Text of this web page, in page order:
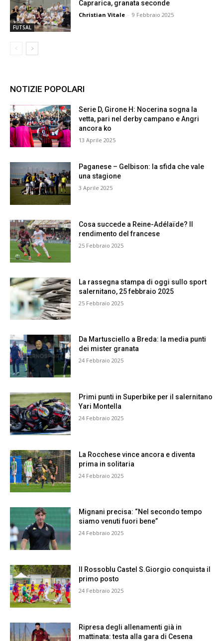
FUTSAL
Caprarica, granata seconde
Christian Vitale - 9 Febbraio 2025
NOTIZIE POPOLARI
Serie D, Girone H: Nocerina sogna la
vetta, pari nel derby campano e Angri
ancora ko
13 Aprile 2025
Paganese – Gelbison: la sfida che vale
una stagione
3 Aprile 2025
Cosa succede a Reine-Adélaïde? Il
rendimento del francese
25 Febbraio 2025
La rassegna stampa di oggi sullo sport
salernitano, 25 febbraio 2025
25 Febbraio 2025
Da Martusciello a Breda: la media punti
dei mister granata
24 Febbraio 2025
Primi punti in Superbike per il salernitano
Yari Montella
24 Febbraio 2025
La Rocchese vince ancora e diventa
prima in solitaria
24 Febbraio 2025
Mignani precisa: “Nel secondo tempo
siamo venuti fuori bene”
24 Febbraio 2025
Il Rossoblu Castel S.Giorgio conquista il
primo posto
24 Febbraio 2025
Ripresa degli allenamenti già in
mattinata: testa alla gara di Cesena